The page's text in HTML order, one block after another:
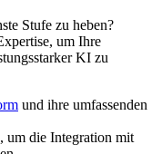
Stufe zu heben?
um Ihre
KI zu
und ihre umfassenden
, um die Integration mit